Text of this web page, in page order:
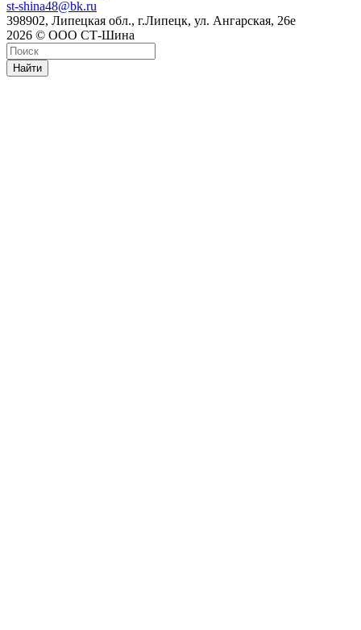
st-shina48@bk.ru
398902, Липецкая обл., г.Липецк, ул. Ангарская, 26е
2026 © ООО СТ-Шина
Найти